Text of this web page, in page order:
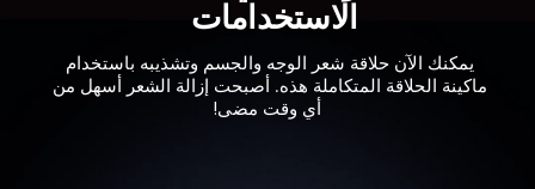
الاستخدامات
يمكنك الآن حلاقة شعر الوجه والجسم وتشذيبه باستخدام
ماكينة الحلاقة المتكاملة هذه. أصبحت إزالة الشعر أسهل من
أي وقت مضى!